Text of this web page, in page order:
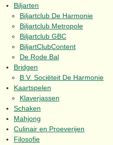
Biljarten
Biljartclub De Harmonie
Biljartclub Metropole
Biljartclub GBC
BiljartClubContent
De Rode Bal
Bridgen
B.V. Sociëteit De Harmonie
Kaartspelen
Klaverjassen
Schaken
Mahjong
Culinair en Proeverijen
Filosofie